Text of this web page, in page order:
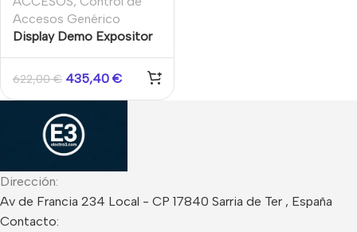
Accesos Genérico
Display Demo Expositor
Tedee PRO
622,00€ 435,40 €
Dirección:
Av de Francia 234 Local - CP 17840 Sarria de Ter , España
Contacto: